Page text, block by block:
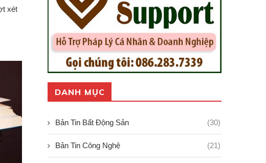
xét
DANH MỤC
Bản Tin Bất Động Sản (30)
Bản Tin Công Nghệ (21)